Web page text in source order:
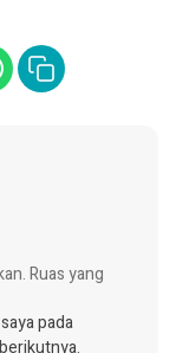
Ruas yang
pada